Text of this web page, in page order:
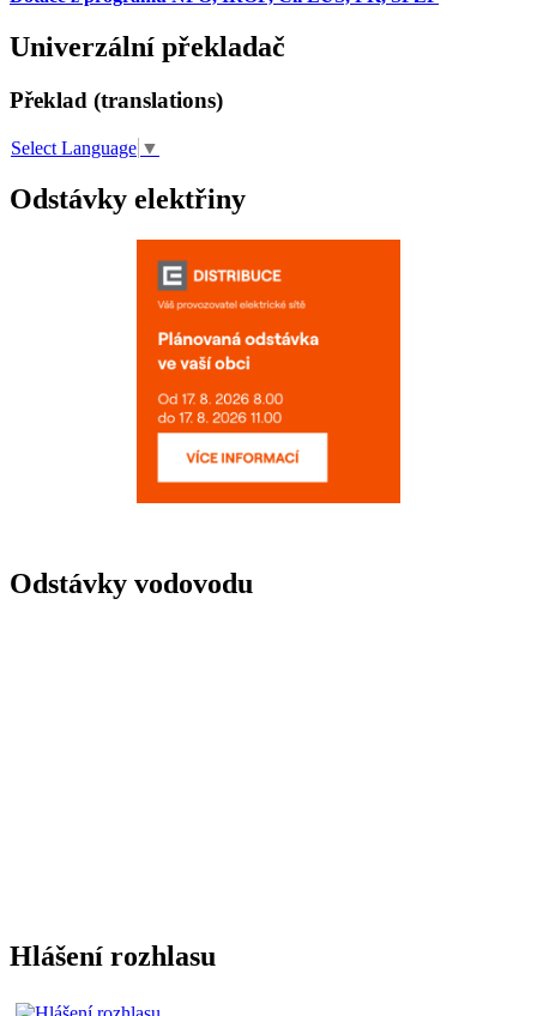
Univerzální překladač
Překlad (translations)
Select Language ▼
Odstávky elektřiny
Odstávky vodovodu
Hlášení rozhlasu